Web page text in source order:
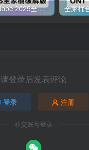
全家桶合集丨Adobe 2025全家桶 一键安装版 支持Win+Mac
请登录后发表评论
登录 注册
社交账号登录